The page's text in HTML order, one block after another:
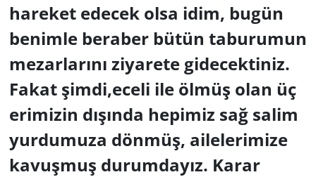
hareket edecek olsa idim, bugün
benimle beraber bütün taburumun
mezarlarını ziyarete gidecektiniz.
Fakat şimdi,eceli ile ölmüş olan üç
erimizin dışında hepimiz sağ salim
yurdumuza dönmüş, ailelerimize
kavuşmuş durumdayız. Karar